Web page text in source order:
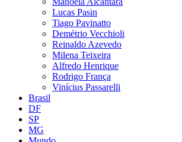
Lucas Pasin
Tiago Pavinatto
Demétrio Vecchioli
Reinaldo Azevedo
Milena Teixeira
Alfredo Henrique
Rodrigo França
Vinícius Passarelli
Brasil
DF
SP
MG